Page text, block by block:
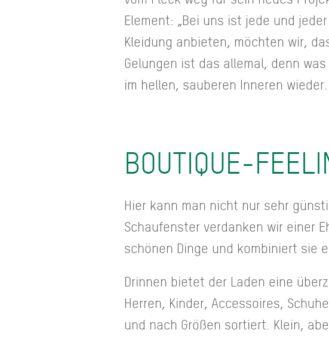
Element: „Bei uns ist jede und
Kleidung anbieten, möchten wir,
Gelungen ist das allemal, denn
im hellen, sauberen Inneren wieder.
BOUTIQUE-
Hier kann man nicht nur sehr
Schaufenster verdanken wir einer
schönen Dinge und kombiniert sie
Drinnen bietet der Laden eine
Herren, Kinder, Accessoires,
und nach Größen sortiert. Klein,